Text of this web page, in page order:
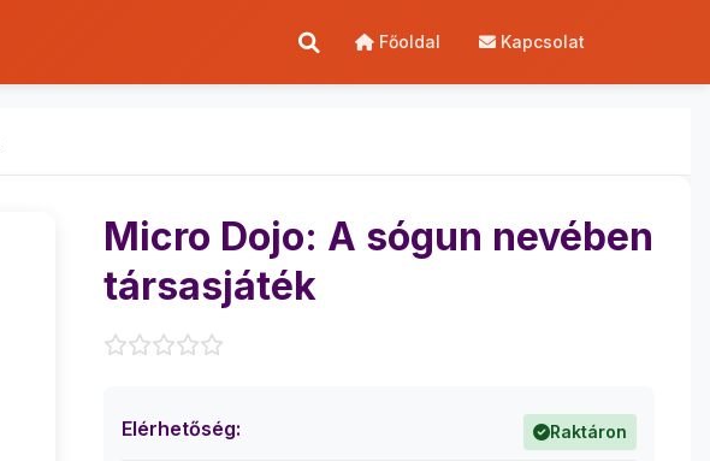
Főoldal Kapcsolat
Micro Dojo: A sógun nevében
társasjáték
Elérhetőség: Raktáron